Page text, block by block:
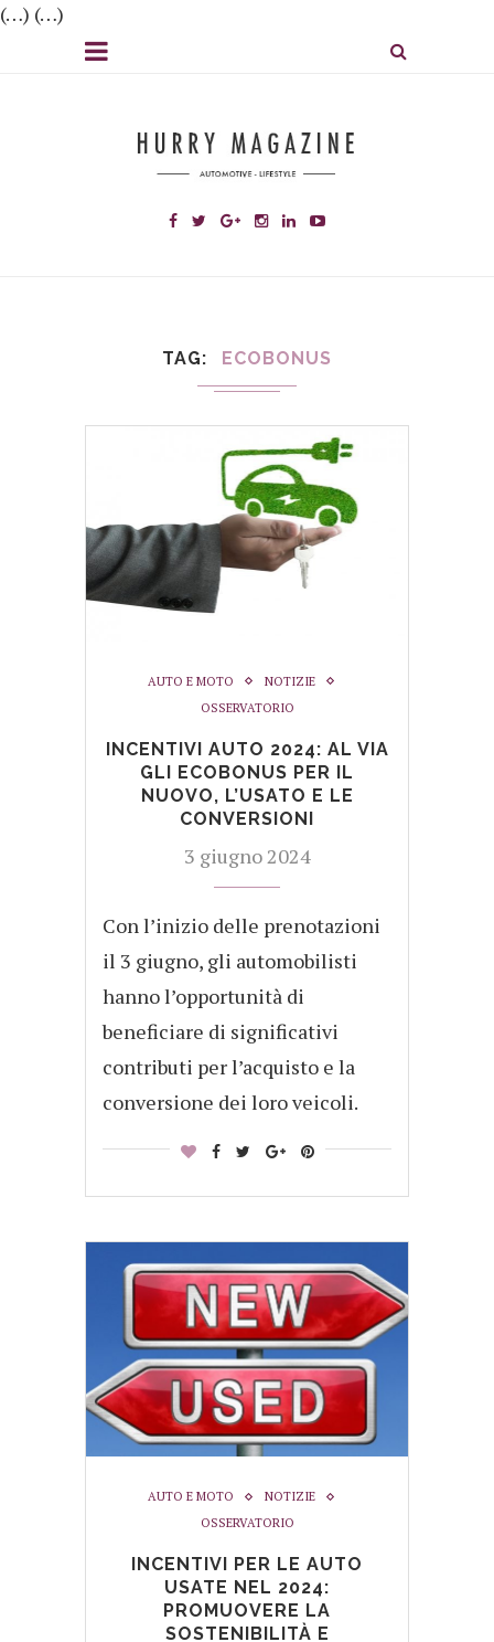
(…) (…)
TAG ECOBONUS
AUTO E MOTO
NOTIZIE
OSSERVATORIO
INCENTIVI AUTO 2024: AL VIA
GLI ECOBONUS PER IL
NUOVO, L’USATO E LE
CONVERSIONI
3 giugno 2024
Con l’inizio delle prenotazioni
il 3 giugno, gli automobilisti
hanno l’opportunità di
beneficiare di significativi
contributi per l’acquisto e la
conversione dei loro veicoli.
AUTO E MOTO
NOTIZIE
OSSERVATORIO
INCENTIVI PER LE AUTO
USATE NEL 2024:
PROMUOVERE LA
SOSTENIBILITÀ E